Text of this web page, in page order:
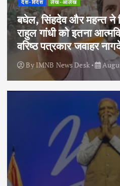
देश-विदेश लेख-आलेख
बघेल, सिंहदेव और महन्त ने
राहुल गांधी को इतना
वरिष्ठ पत्रकार जवाहर
By IMNB News Desk